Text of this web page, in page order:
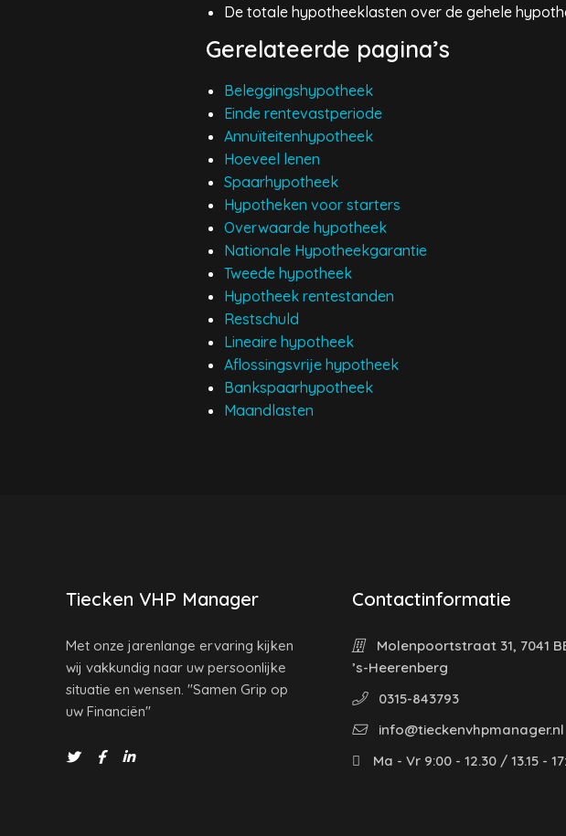
De totale hypotheeklasten over de gehele
Gerelateerde pagina’s
Beleggingshypotheek
Einde rentevastperiode
Annuïteitenhypotheek
Hoeveel lenen
Spaarhypotheek
Hypotheken voor starters
Overwaarde hypotheek
Nationale Hypotheekgarantie
Tweede hypotheek
Hypotheek rentestanden
Restschuld
Lineaire hypotheek
Aflossingsvrije hypotheek
Bankspaarhypotheek
Maandlasten
Tiecken VHP Manager
Met onze jarenlange ervaring kijken
wij vakkundig naar uw persoonlijke
situatie en wensen. "Samen Grip op
uw Financiën"
Contactinformatie
Molenpoortstraat 31, 7041
’s-Heerenberg
0315-843793
info@tieckenvhpmanager.nl
Ma - Vr 9:00 - 12.30 / 13.15 -